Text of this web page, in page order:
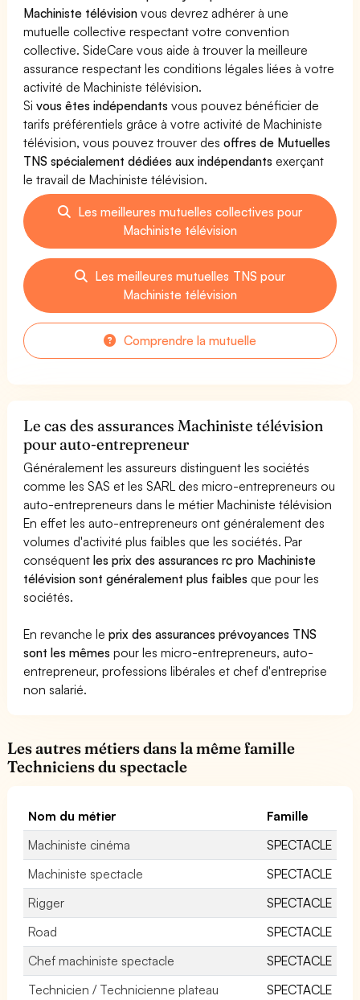
Machiniste télévision vous devrez adhérer à une
mutuelle collective respectant votre convention
collective. SideCare vous aide à trouver la meilleure
assurance respectant les conditions légales liées à votre
activité de Machiniste télévision.
Sivous êtes indépendants vous pouvez bénéficier de
tarifs préférentiels grâce à votre activité de Machiniste
télévision, vous pouvez trouver desoffres de Mutuelles
TNS spécialement dédiées aux indépendants exerçant
le travail de Machiniste télévision.
Les meilleures mutuelles collectives pour
Machiniste télévision
Les meilleures mutuelles TNS pour
Machiniste télévision
Comprendre la mutuelle
Le cas des assurances Machiniste télévision
pour auto-entrepreneur
Généralement les assureurs distinguent les sociétés
comme les SAS et les SARL des micro-entrepreneurs ou
auto-entrepreneurs dans le métier Machiniste télévision
En effet les auto-entrepreneurs ont généralement des
volumes d'activité plus faibles que les sociétés. Par
conséquentles prix des assurances rc pro Machiniste
télévision sont généralement plus faibles que pour les
sociétés.
En revanche leprix des assurances prévoyances TNS
sont les mêmes pour les micro-entrepreneurs, auto-
entrepreneur, professions libérales et chef d'entreprise
non salarié.
Les autres métiers dans la même famille
Techniciens du spectacle
Nom du métier
Famille
Machiniste cinéma
SPECTACLE
Machiniste spectacle
SPECTACLE
Rigger
SPECTACLE
Road
SPECTACLE
Chef machiniste spectacle
SPECTACLE
Technicien / Technicienne plateau
SPECTACLE